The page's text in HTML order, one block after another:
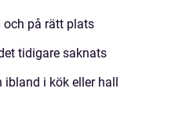
på rätt plats
tidigare saknats
ibland i kök eller hall